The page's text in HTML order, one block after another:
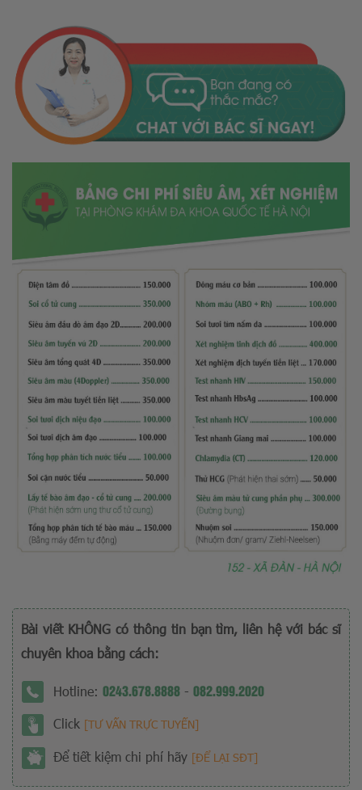
Bài viết KHÔNG có thông tin bạn tìm, liên hệ với bác sĩ
chuyên khoa bằng cách:
Hotline: 0243.678.8888 - 082.999.2020
Click [TƯ VẤN TRỰC TUYẾN]
Để tiết kiệm chi phí hãy [ĐỂ LẠI SĐT]